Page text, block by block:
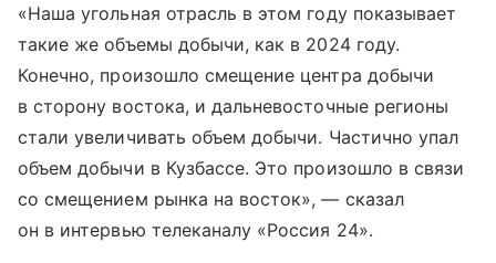
«Наша угольная отрасль в этом году показывает
такие же объемы добычи, как в 2024 году.
Конечно, произошло смещение центра добычи
в сторону востока, и дальневосточные регионы
стали увеличивать объем добычи. Частично упал
объем добычи в Кузбассе. Это произошло в связи
со смещением рынка на восток», — сказал
он в интервью телеканалу «Россия 24».